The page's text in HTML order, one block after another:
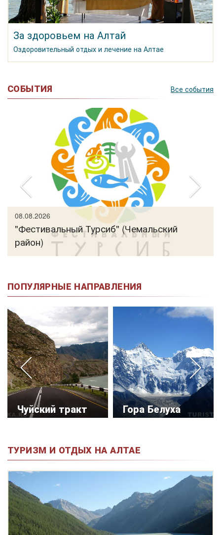
За здоровьем на Алтай
Оздоровительный отдых и лечение на Алтае
СОБЫТИЯ Все события
08.08.2026
"Фестивальный Турсиб" (Чемальский
район)
ПОПУЛЯРНЫЕ НАПРАВЛЕНИЯ
Чуйский тракт Гора Белуха
ТУРИЗМ И ОТДЫХ НА АЛТАЕ